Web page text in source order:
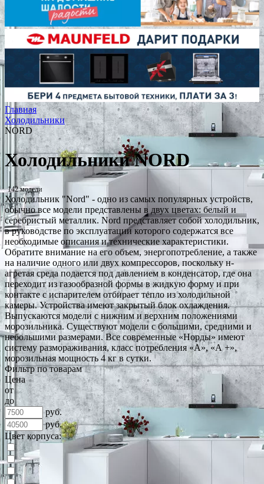
Главная
Холодильники
NORD
Холодильники NORD
142 модели
Холодильник "Nord" - одно из самых популярных устройств,
обычно все модели представлены в двух цветах: белый и
серебристый металлик. Nord представляет собой холодильник,
в руководстве по эксплуатации которого содержатся все
необходимые описания и технические характеристики.
Обратите внимание на его объем, энергопотребление, а также
на наличие одного или двух компрессоров, поскольку н­
агретая среда подается под давлением в конденсатор, где она
переходит из газообразной формы в жидкую форму и при
контакте с испарителем отбирает тепло из холодильной
камеры. Устройства имеют закрытый блок охлаждения.
Выпускаются модели с нижним и верхним положениями
морозильника. Существуют модели с большими, средними и
небольшими размерами. Все современные «Норды» имеют
систему размораживания, класс потребления «А», «А +»,
морозильная мощность 4 кг в сутки.
Фильтр по товарам
Цена
от
до
руб.
руб.
Цвет корпуса: